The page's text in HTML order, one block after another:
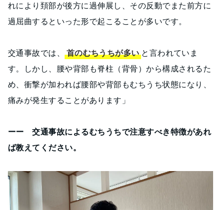
れにより頚部が後方に過伸展し、その反動でまた前方に
過屈曲するといった形で起こることが多いです。
交通事故では、首のむちうちが多い と言われていま
す。しかし、腰や背部も脊柱（背骨）から構成されるた
め、衝撃が加われば腰部や背部もむちうち状態になり、
痛みが発生することがあります」
ーー 交通事故によるむちうちで注意すべき特徴があれ
ば教えてください。